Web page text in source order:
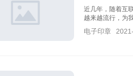
近几年，随着互
越来越流行，为
电子印章